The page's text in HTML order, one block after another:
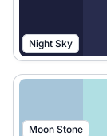
Night Sky
Moon Stone